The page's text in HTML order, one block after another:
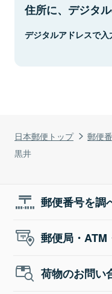
日本郵便トップ 郵便
黒井
住所に、デジタル
デジタルアドレスで入
郵便番号を調
郵便局・ATM
荷物のお問い